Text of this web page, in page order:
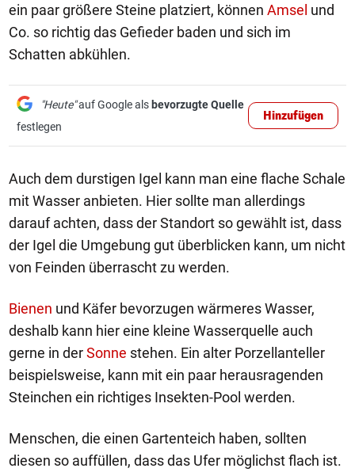
ein paar größere Steine platziert, können Amsel und
Co. so richtig das Gefieder baden und sich im
Schatten abkühlen.
"Heute"auf Google als bevorzugte Quelle
festlegen
Hinzufügen
Auch dem durstigen Igel kann man eine flache Schale
mit Wasser anbieten. Hier sollte man allerdings
darauf achten, dass der Standort so gewählt ist, dass
der Igel die Umgebung gut überblicken kann, um nicht
von Feinden überrascht zu werden.
Bienen und Käfer bevorzugen wärmeres Wasser,
deshalb kann hier eine kleine Wasserquelle auch
gerne in derSonne stehen. Ein alter Porzellanteller
beispielsweise, kann mit ein paar herausragenden
Steinchen ein richtiges Insekten-Pool werden.
Menschen, die einen Gartenteich haben, sollten
diesen so auffüllen, dass das Ufer möglichst flach ist.